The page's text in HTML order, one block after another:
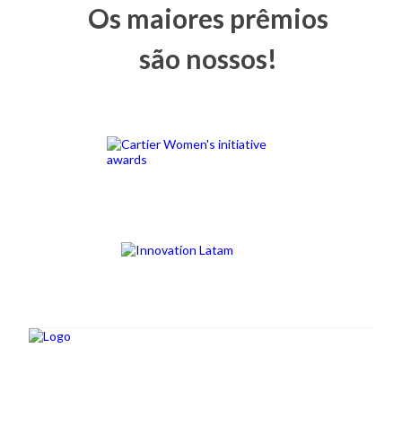
Os maiores prêmios
são nossos!